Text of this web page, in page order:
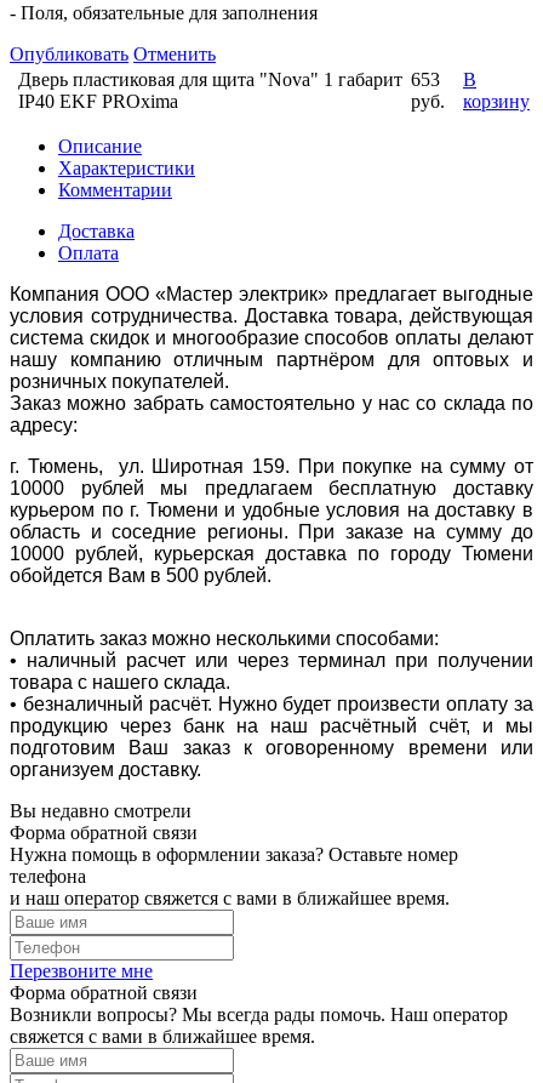
- Поля, обязательные для заполнения
Опубликовать Отменить
Дверь пластиковая для щита "Nova" 1 габарит
IP40 EKF PROxima
653
руб.
В
корзину
Описание
Характеристики
Комментарии
Доставка
Оплата
Компания ООО «Мастер электрик» предлагает выгодные
условия сотрудничества. Доставка товара, действующая
система скидок и многообразие способов оплаты делают
нашу компанию отличным партнёром для оптовых и
розничных покупателей.
Заказ можно забрать самостоятельно у нас со склада по
адресу:
г. Тюмень, ул. Широтная 159. При покупке на сумму от
10000 рублей мы предлагаем бесплатную доставку
курьером по г. Тюмени и удобные условия на доставку в
область и соседние регионы. При заказе на сумму до
10000 рублей, курьерская доставка по городу Тюмени
обойдется Вам в 500 рублей.
Оплатить заказ можно несколькими способами:
• наличный расчет или через терминал при получении
товара с нашего склада.
• безналичный расчёт. Нужно будет произвести оплату за
продукцию через банк на наш расчётный счёт, и мы
подготовим Ваш заказ к оговоренному времени или
организуем доставку.
Вы недавно смотрели
Форма обратной связи
Нужна помощь в оформлении заказа? Оставьте номер
телефона
и наш оператор свяжется с вами в ближайшее время.
Перезвоните мне
Форма обратной связи
Возникли вопросы? Мы всегда рады помочь. Наш оператор
свяжется с вами в ближайшее время.